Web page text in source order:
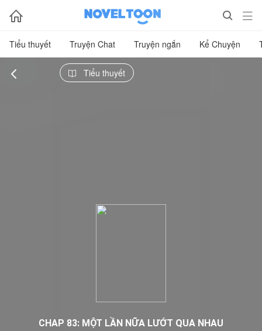
  
Tiểu thuyết Truyện Chat Truyện ngắn Kể Chuyện
  Tiểu thuyết
CHAP 83: MỘT LẦN NỮA LƯỚT QUA NHAU